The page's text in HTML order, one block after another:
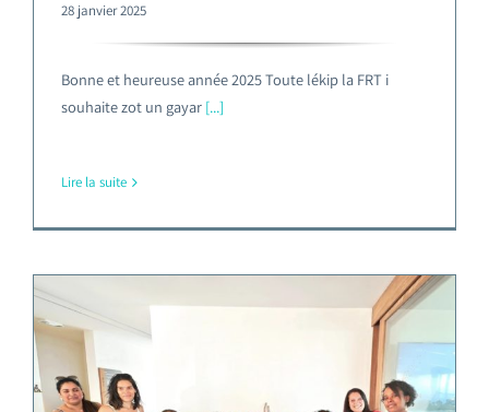
28 janvier 2025
Bonne et heureuse année 2025 Toute lékip la FRT i
souhaite zot un gayar[...]
Lire la suite